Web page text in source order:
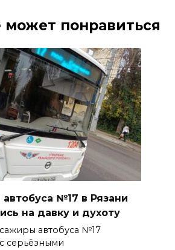
понравиться
№17 в Рязани
на давку и духоту
автобуса №17
серьёзными